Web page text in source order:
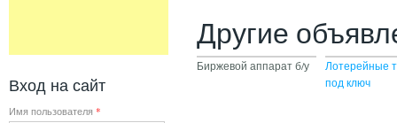
Другие
Биржевой аппарат б/у
Лотерейные
под ключ
Вход на сайт
Имя пользователя *